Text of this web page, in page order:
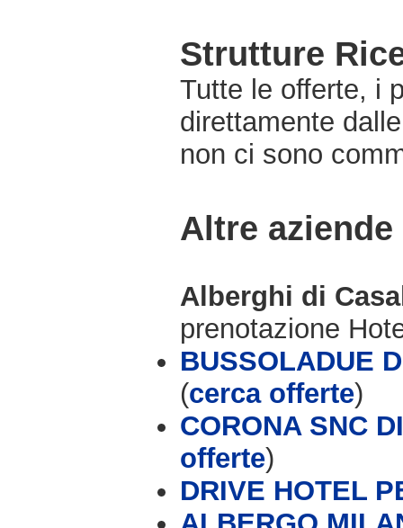
Strutture
Tutte le offerte, i
direttamente
non ci sono
Altre
Alberghi di
prenotazione
BUSSOLADUE
(cerca offerte)
CORONA SNC
offerte)
DRIVE HOTEL